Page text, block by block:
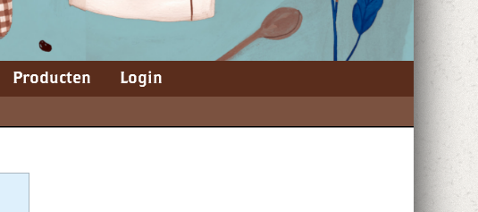
Producten Login